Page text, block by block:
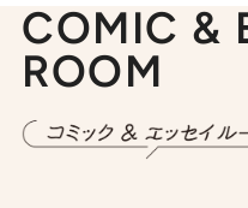
COMIC &
ROOM